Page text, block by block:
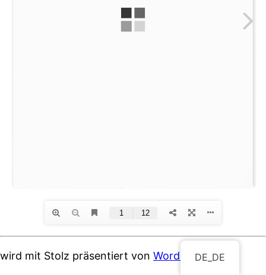
wird mit Stolz präsentiert von WordPressDE_DE